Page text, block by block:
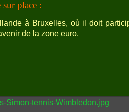
place :
à Bruxelles, où il doit
de la zone euro.